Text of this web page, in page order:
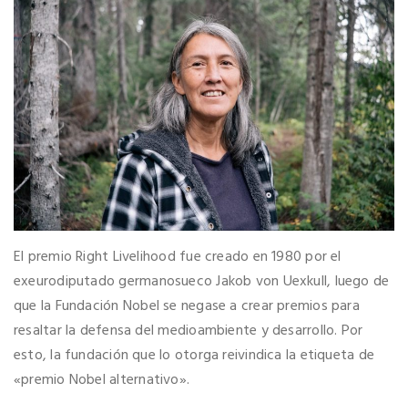
El premio Right Livelihood fue creado en 1980 por el
exeurodiputado germanosueco Jakob von Uexkull, luego de
que la Fundación Nobel se negase a crear premios para
resaltar la defensa del medioambiente y desarrollo. Por
esto, la fundación que lo otorga reivindica la etiqueta de
«premio Nobel alternativo».